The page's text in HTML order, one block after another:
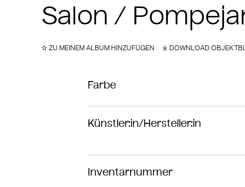
Salon /
ZU MEINEM ALBUM HINZUFÜGEN DOWNLOAD
Farbe
Künstler:in/Hersteller:in
Inventarnummer